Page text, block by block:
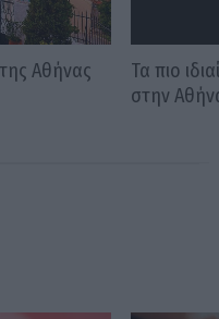
Αθήνας
Τα πιο
στην